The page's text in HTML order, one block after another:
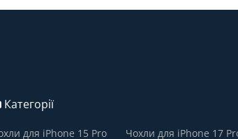
Категорії
для iPhone 15 Pro Чохли для iPhone 17